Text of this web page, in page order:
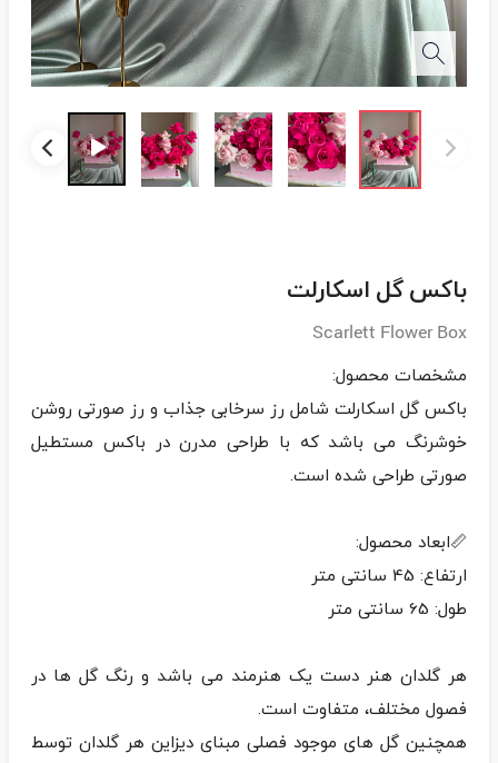
باکس گل اسکارلت
Scarlett Flower Box
باکس گل اسکارلت شامل رز سرخابی جذاب و رز صورتی روشن
خوشرنگ می باشد که با طراحی مدرن در باکس مستطیل
هر گلدان هنر دست یک هنرمند می باشد و رنگ گل ها در
همچنین گل های موجود فصلی مبنای دیزاین هر گلدان توسط